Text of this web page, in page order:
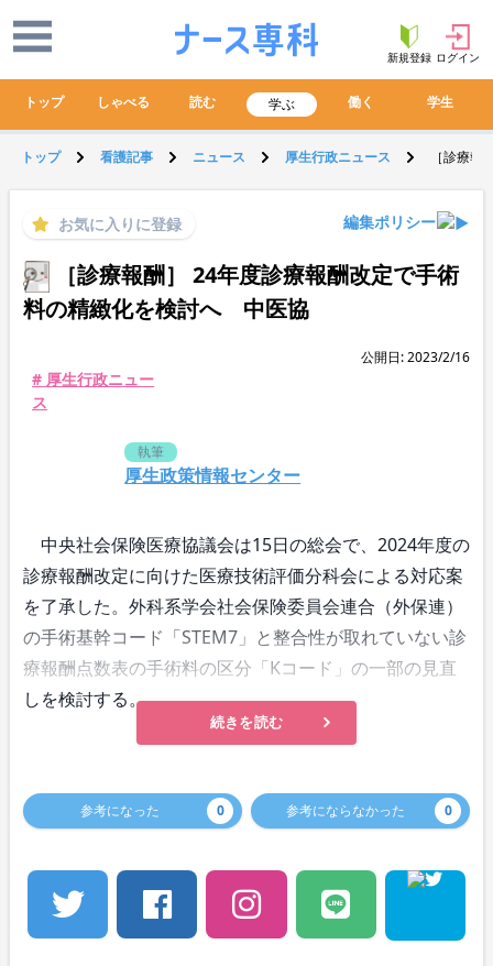
新規登録 ログイン
トップ しゃべる 読む 学ぶ 働く 学生
トップ 看護記事 ニュース 厚生行政ニュース ［診療
お気に入りに登録 編集ポリシー
［診療報酬］ 24年度診療報酬改定で手術
料の精緻化を検討へ 中医協
公開日: 2023/2/16
# 厚生行政ニュー
ス
執筆
厚生政策情報センター
中央社会保険医療協議会は15日の総会で、2024年度の
診療報酬改定に向けた医療技術評価分科会による対応案
を了承した。外科系学会社会保険委員会連合（外保連）
の手術基幹コード「STEM7」と整合性が取れていない診
療報酬点数表の手術料の区分「Kコード」の一部の見直
しを検討する。
続きを読む
参考になった 0 参考にならなかった 0